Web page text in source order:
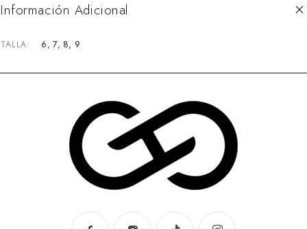
Información Adicional
TALLA 6, 7, 8, 9